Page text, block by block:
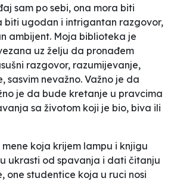
sam po sebi, ona mora biti
biti ugodan i intrigantan razgovor,
ambijent. Moja biblioteka je
uz želju da pronađem
razgovor, razumijevanje,
sasvim nevažno. Važno je da
je da bude kretanje u pravcima
sa životom koji je bio, biva ili
koja krijem lampu i knjigu
ukrasti od spavanja i dati čitanju
one studentice koja u ruci nosi